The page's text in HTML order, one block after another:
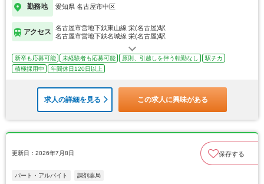
勤務地 愛知県 名古屋市中区
アクセス
名古屋市営地下鉄東山線 栄(名古屋)駅
名古屋市営地下鉄名城線 栄(名古屋)駅
新卒も応募可能 未経験者も応募可能 原則、引越しを伴う転勤なし
駅チカ
積極採用中
年間休日120日以上
求人の詳細を見る この求人に興味がある
更新日：2026年7月8日 保存する
パート・アルバイト 調剤薬局